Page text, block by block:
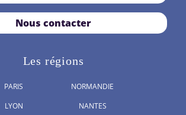
Nous contacter
Les régions
PARIS
LYON
NORMANDIE
NANTES